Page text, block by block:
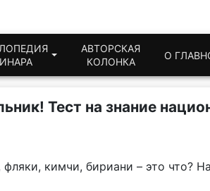
АВТОРСКАЯ
КОЛОНКА
О
Тест на знание
фляки, кимчи, бириани – это что?